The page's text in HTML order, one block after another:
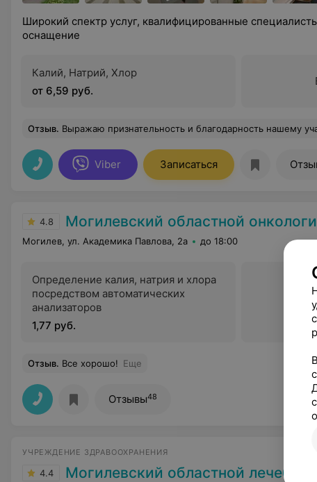
Широкий спектр услуг, квалифицированные
оснащение
Калий, Натрий, Хлор
от 6,59 руб.
Отзыв. Выражаю признательность и благодарность нашему участковому врачу, Ольге Васильевне, за внимательное отношение и своевременную помощь. Муж является инвалидом 1 группы, благодарна ей за грамотное назначение и своевременное направление мужа в стационар, это очень помогло улучшить его
Viber Записаться
4.8 Могилевский областной онкологический
Могилев, ул. Академика Павлова, 2а до 18:00
Определение калия, натрия и хлора
посредством автоматических
анализаторов
1,77 руб.
Отзыв. Все хорошо! Еще
Отзывы48
УЧРЕЖДЕНИЕ ЗДРАВООХРАНЕНИЯ
4.4 Могилевский областной лечебно-